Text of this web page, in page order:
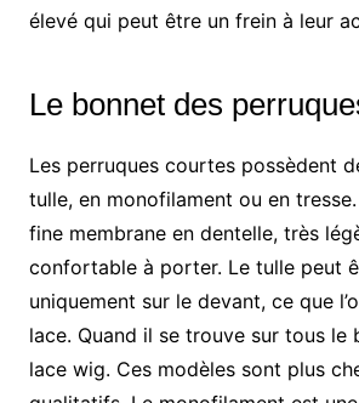
élevé qui peut être un frein à leur
Le bonnet des
Les perruques courtes possèdent
tulle, en monofilament ou en
fine membrane en dentelle, très
confortable à porter. Le tulle peut
uniquement sur le devant, ce que
lace. Quand il se trouve sur tous le
lace wig. Ces modèles sont plus